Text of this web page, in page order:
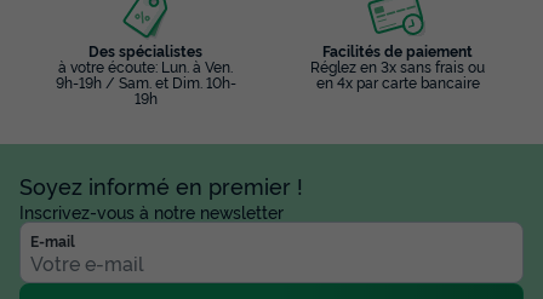
Des spécialistes
à votre écoute: Lun. à Ven.
9h-19h / Sam. et Dim. 10h-
19h
Facilités de paiement
Réglez en 3x sans frais ou
en 4x par carte bancaire
Soyez informé en premier !
Inscrivez-vous à notre newsletter
E-mail